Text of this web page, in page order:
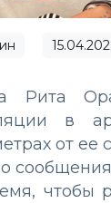
Рита
в
от ее
чтобы